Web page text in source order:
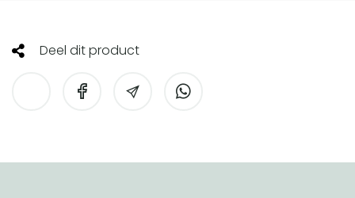
Deel dit product